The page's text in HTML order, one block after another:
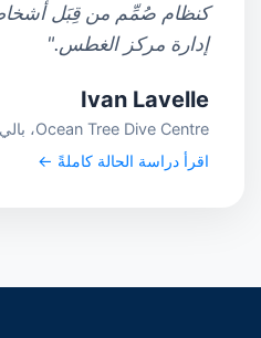
كنظام صُمِّم من قِبَل
إدارة مركز الغطس."
Ivan Lavelle
Ocean Tree Dive Centre، بالي
اقرأ دراسة الحالة كاملةً ←